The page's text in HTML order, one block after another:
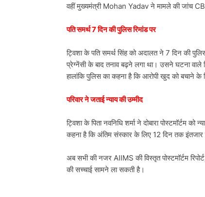
वहीं मुख्यमंत्री Mohan Yadav ने मामले की जांच
पति समर्थ 7 दिन की पुलिस रिमांड पर
ट्विशा के पति समर्थ सिंह को अदालत ने 7 दिन की
प्रेग्नेंसी के बाद तनाव बढ़ने लगा था। उसने घटना
हालांकि पुलिस का कहना है कि आरोपी खुद को बचाने
परिवार ने जताई न्याय की उम्मीद
ट्विशा के पिता नवनिधि शर्मा ने दोबारा पोस्टमॉर्टम को
कहना है कि अंतिम संस्कार के लिए 12 दिन तक इंतजार
अब सभी की नजर AIIMS की विस्तृत पोस्टमॉर्टम
की सच्चाई सामने ला सकती है।